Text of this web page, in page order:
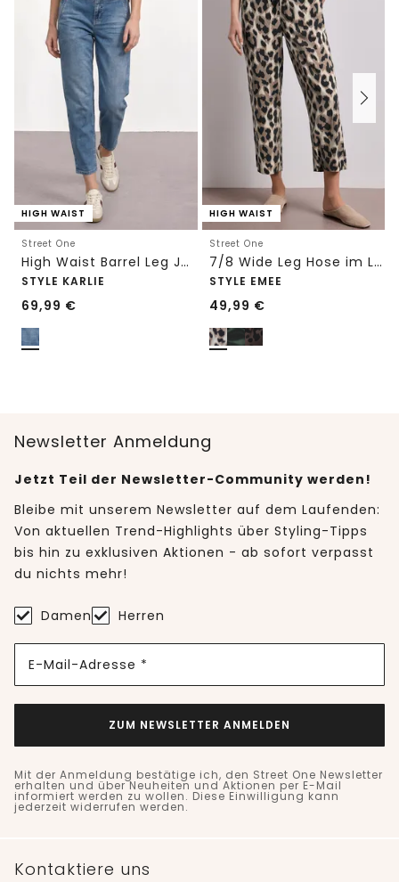
HIGH WAIST
Street One
High Waist Barrel Leg Jeans im Loose Fit
STYLE KARLIE
69,99 €
HIGH WAIST
Street One
7/8 Wide Leg Hose im Loose Fit mit Print
STYLE EMEE
49,99 €
Newsletter Anmeldung
Jetzt Teil der Newsletter-Community werden!
Bleibe mit unserem Newsletter auf dem Laufenden:
Von aktuellen Trend-Highlights über Styling-Tipps
bis hin zu exklusiven Aktionen - ab sofort verpasst
du nichts mehr!
Damen Herren
E-Mail-Adresse *
ZUM NEWSLETTER ANMELDEN
Mit der Anmeldung bestätige ich, den Street One Newsletter
erhalten und über Neuheiten und Aktionen per E-Mail
informiert werden zu wollen. Diese Einwilligung kann
jederzeit widerrufen werden.
Kontaktiere uns